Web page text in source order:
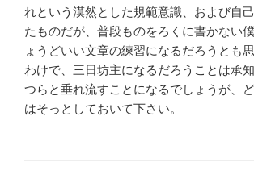
れという漠然とした規範意識、および自
たものだが、普段ものをろくに書かない
ょうどいい文章の練習になるだろうとも
わけで、三日坊主になるだろうことは承
つらと垂れ流すことになるでしょうが、
はそっとしておいて下さい。